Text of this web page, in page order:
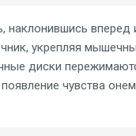
вперед
укрепляя
диски
чувства